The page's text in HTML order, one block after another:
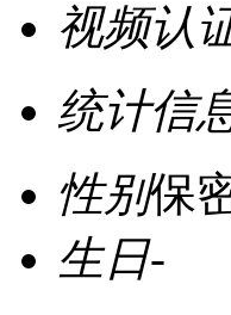
视频认
统计信
性别保
生日-